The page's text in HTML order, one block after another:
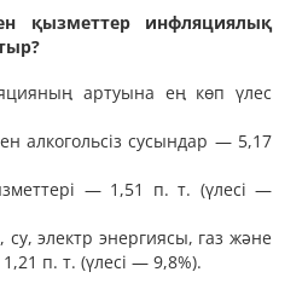
қызметтер инфляциялық
артуына ең көп үлес
алкогольсіз сусындар — 5,17
— 1,51 п. т. (үлесі —
су, электр энергиясы, газ және
п. т. (үлесі — 9,8%).